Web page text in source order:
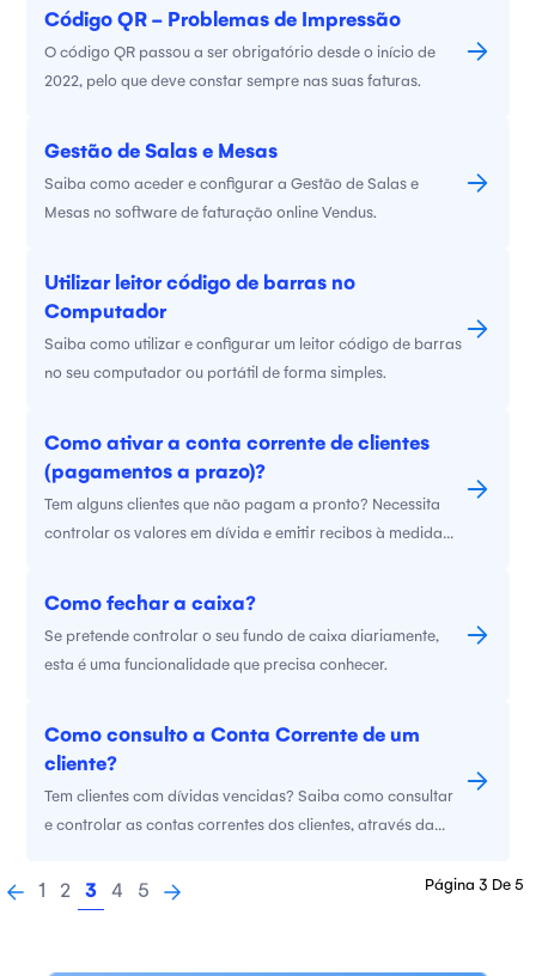
Código QR - Problemas de Impressão
O código QR passou a ser obrigatório desde o início de
2022, pelo que deve constar sempre nas suas faturas.
Gestão de Salas e Mesas
Saiba como aceder e configurar a Gestão de Salas e
Mesas no software de faturação online Vendus.
Utilizar leitor código de barras no
Computador
Saiba como utilizar e configurar um leitor código de barras
no seu computador ou portátil de forma simples.
Como ativar a conta corrente de clientes
(pagamentos a prazo)?
Tem alguns clientes que não pagam a pronto? Necessita
controlar os valores em dívida e emitir recibos à medida
Como fechar a caixa?
Se pretende controlar o seu fundo de caixa diariamente,
esta é uma funcionalidade que precisa conhecer.
Como consulto a Conta Corrente de um
cliente?
Tem clientes com dívidas vencidas? Saiba como consultar
e controlar as contas correntes dos clientes, através da
1 2 3 4 5 Página 3 De 5